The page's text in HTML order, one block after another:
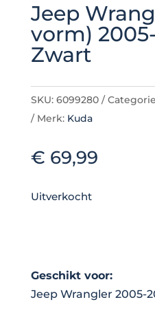
Jeep
vorm)
Zwart
SKU: 6099280
Merk: Kuda
€ 69,99
Uitverkocht
Geschikt voor:
Jeep Wrangler 2005-